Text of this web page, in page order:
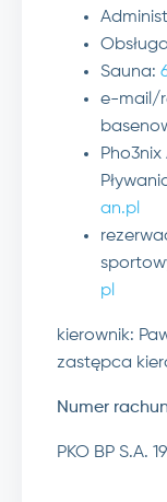
Sauna:
e-mail/
an.pl
pl
kierownik:
zastępca
Numer
PKO BP S.A.